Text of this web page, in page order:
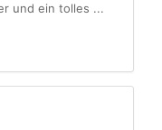
und ein tolles ...